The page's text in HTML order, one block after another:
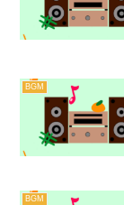
BGM
BGM